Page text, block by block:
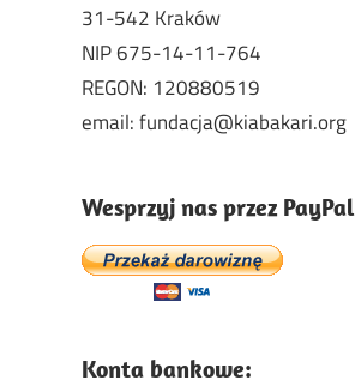
31-542 Kraków
NIP 675-14-11-764
REGON: 120880519
email: fundacja@kiabakari.org
Wesprzyj nas przez PayPal
Konta bankowe: